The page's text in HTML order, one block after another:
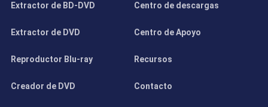
Extractor de BD-DVD
Extractor de DVD
Reproductor Blu-ray
Creador de DVD
Centro de descargas
Centro de Apoyo
Recursos
Contacto